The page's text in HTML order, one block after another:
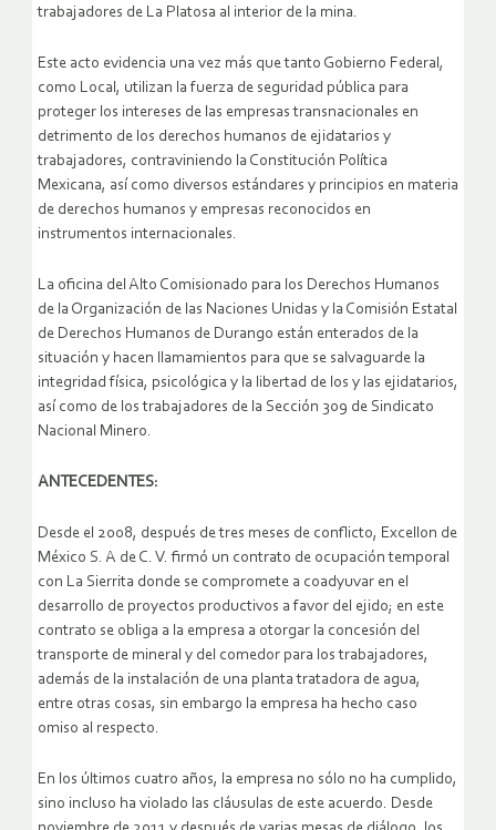
trabajadores de La Platosa al interior de la mina.
Este acto evidencia una vez más que tanto Gobierno Federal,
como Local, utilizan la fuerza de seguridad pública para
proteger los intereses de las empresas transnacionales en
detrimento de los derechos humanos de ejidatarios y
trabajadores, contraviniendo la Constitución Política
Mexicana, así como diversos estándares y principios en materia
de derechos humanos y empresas reconocidos en
instrumentos internacionales.
La oficina del Alto Comisionado para los Derechos Humanos
de la Organización de las Naciones Unidas y la Comisión Estatal
de Derechos Humanos de Durango están enterados de la
situación y hacen llamamientos para que se salvaguarde la
integridad física, psicológica y la libertad de los y las ejidatarios,
así como de los trabajadores de la Sección 309 de Sindicato
Nacional Minero.
ANTECEDENTES:
Desde el 2008, después de tres meses de conflicto, Excellon de
México S. A de C. V. firmó un contrato de ocupación temporal
con La Sierrita donde se compromete a coadyuvar en el
desarrollo de proyectos productivos a favor del ejido; en este
contrato se obliga a la empresa a otorgar la concesión del
transporte de mineral y del comedor para los trabajadores,
además de la instalación de una planta tratadora de agua,
entre otras cosas, sin embargo la empresa ha hecho caso
omiso al respecto.
En los últimos cuatro años, la empresa no sólo no ha cumplido,
sino incluso ha violado las cláusulas de este acuerdo. Desde